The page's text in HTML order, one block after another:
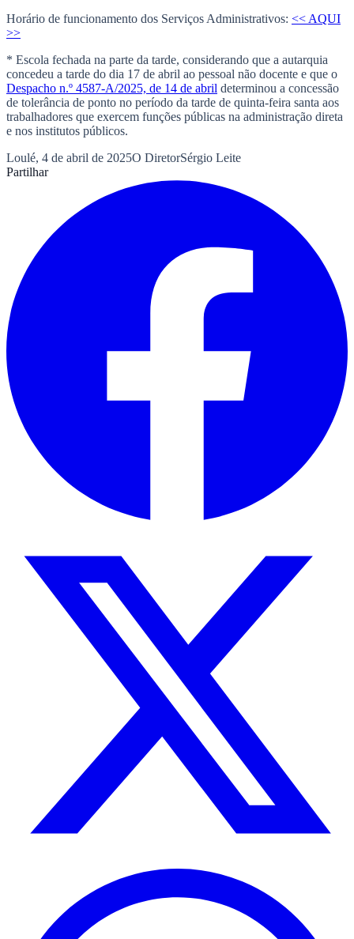
Horário de funcionamento dos Serviços Administrativos: << AQUI
>>
* Escola fechada na parte da tarde, considerando que a autarquia
concedeu a tarde do dia 17 de abril ao pessoal não docente e que o
Despacho n.º 4587-A/2025, de 14 de abril determinou a concessão
de tolerância de ponto no período da tarde de quinta-feira santa aos
trabalhadores que exercem funções públicas na administração direta
e nos institutos públicos.
Loulé, 4 de abril de 2025O DiretorSérgio Leite
Partilhar